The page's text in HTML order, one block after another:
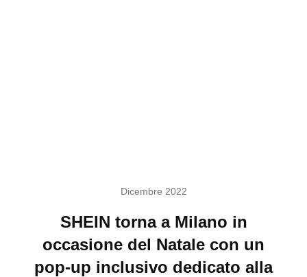
Dicembre 2022
SHEIN torna a Milano in
occasione del Natale con un
pop-up inclusivo dedicato alla